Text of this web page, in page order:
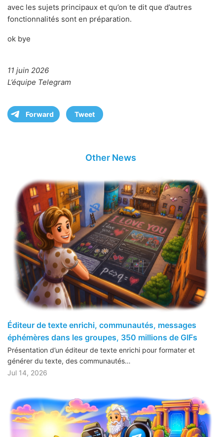
avec les sujets principaux et qu’on te dit que d’autres
fonctionnalités sont en préparation.
ok bye
11 juin 2026
L’équipe Telegram
Forward Tweet
Other News
Éditeur de texte enrichi, communautés, messages
éphémères dans les groupes, 350 millions de GIFs
Présentation d’un éditeur de texte enrichi pour formater et
générer du texte, des communautés…
Jul 14, 2026